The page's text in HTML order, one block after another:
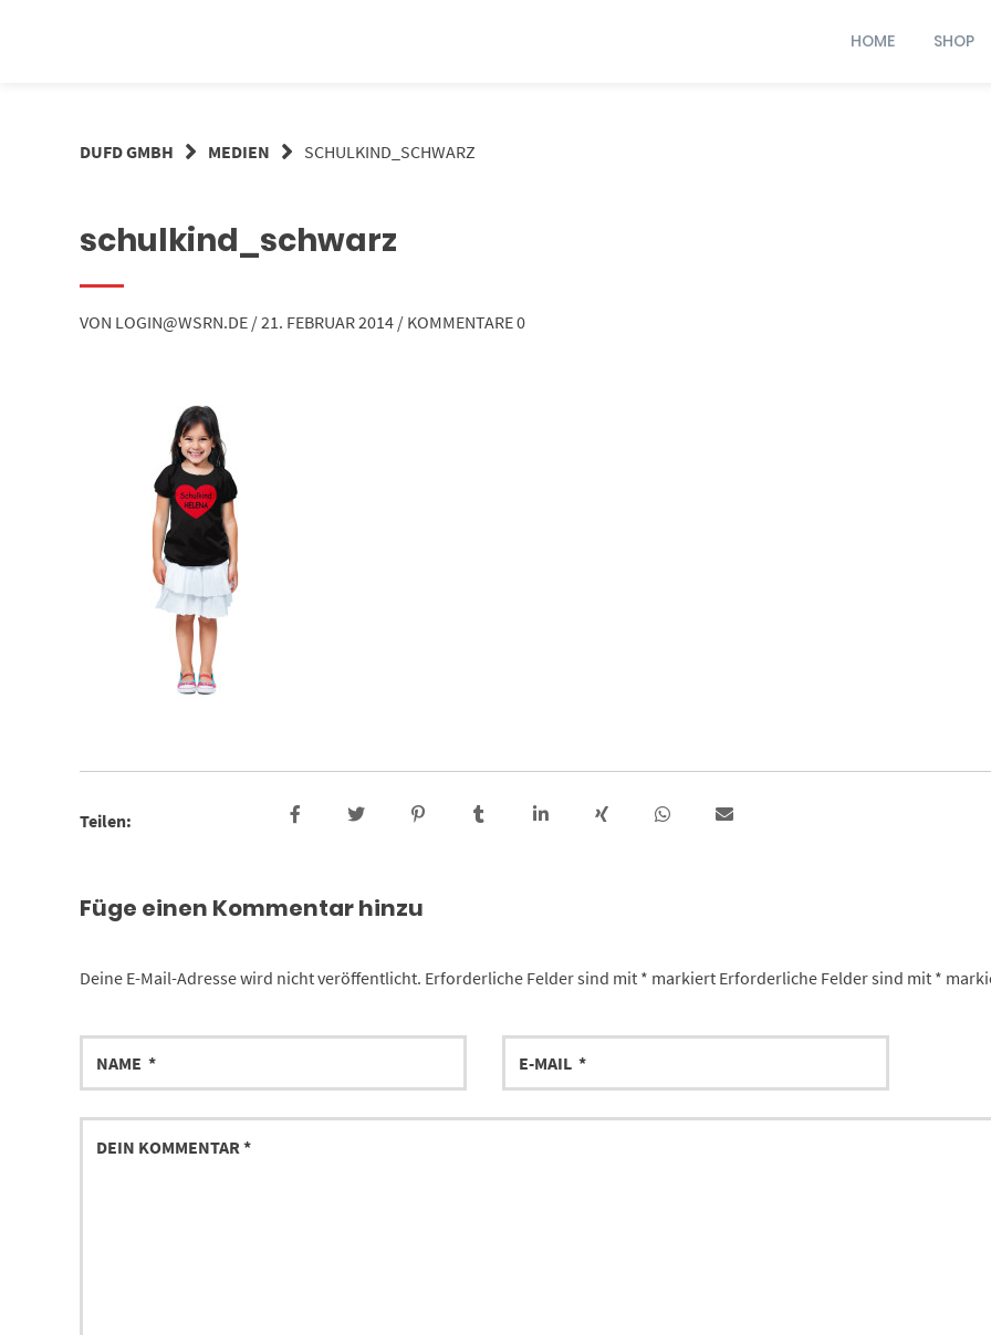
HOME SHOP
DUFD GMBH MEDIEN SCHULKIND_SCHWARZ
schulkind_schwarz
VON LOGIN@WSRN.DE /21. FEBRUAR 2014 / KOMMENTARE 0
Teilen:
Füge einen Kommentar hinzu
Deine E-Mail-Adresse wird nicht veröffentlicht. Erforderliche Felder sind mit * markiertErforderliche Felder sind mit *